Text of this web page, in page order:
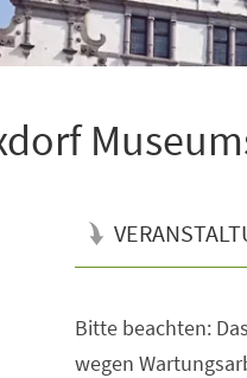
Bitte beachten:
wegen